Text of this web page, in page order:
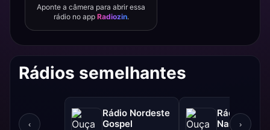
Aponte a câmera para abrir essa
rádio no app Radiozin.
Rádios semelhantes
‹
Rádio Nordeste
Gospel
Rádio Sol
Nascente
›